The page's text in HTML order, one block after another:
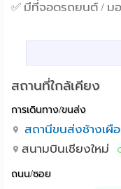
✅ มีที่จอดรถยนต์ / ม
✅ สัญญาเดือนต่อเดื
สถานที่ใกล้เคียง :โครงการ
สถานที่ใกล้เคียง
การเดินทาง/ขนส่ง
สถานีขนส่งช้างเผื
สนามบินเชียงใหม่
ถนน/ซอย